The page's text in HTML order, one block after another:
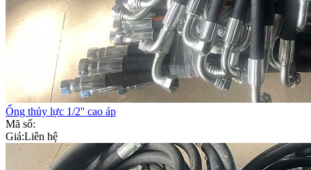
Ống thủy lực 1/2'' cao áp
Mã số:
Giá:Liên hệ